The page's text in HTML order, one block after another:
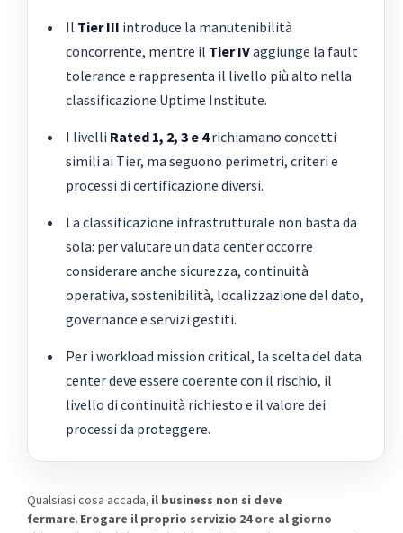
Il Tier III introduce la manutenibilità
concorrente, mentre il Tier IVaggiunge la fault
tolerance e rappresenta il livello più alto nella
classificazione Uptime Institute.
I livelli Rated 1, 2, 3 e 4richiamano concetti
simili ai Tier, ma seguono perimetri, criteri e
processi di certificazione diversi.
La classificazione infrastrutturale non basta da
sola: per valutare un data center occorre
considerare anche sicurezza, continuità
operativa, sostenibilità, localizzazione del dato,
governance e servizi gestiti.
Per i workload mission critical, la scelta del data
center deve essere coerente con il rischio, il
livello di continuità richiesto e il valore dei
processi da proteggere.
Qualsiasi cosa accada, il business non si deve
fermare. Erogare il proprio servizio 24 ore al giorno